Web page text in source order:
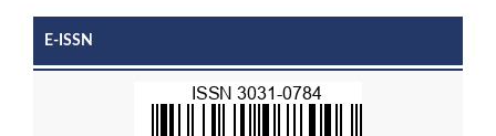
E-ISSN